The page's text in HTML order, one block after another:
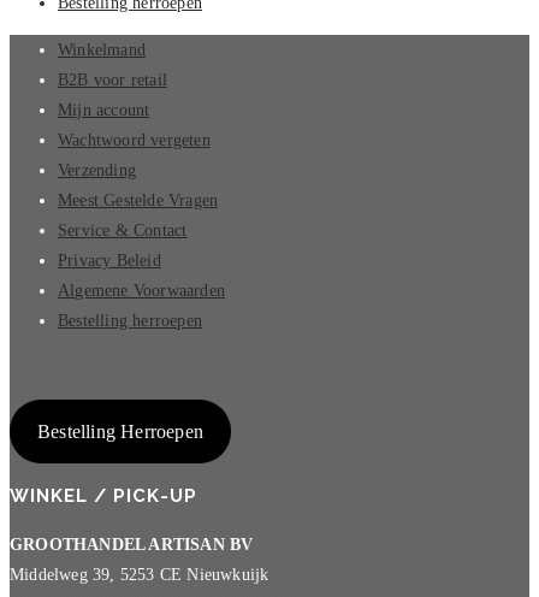
Winkelmand
B2B voor retail
Mijn account
Wachtwoord vergeten
Verzending
Meest Gestelde Vragen
Service & Contact
Privacy Beleid
Algemene Voorwaarden
Bestelling herroepen
Bestelling Herroepen
WINKEL / PICK-UP
GROOTHANDEL ARTISAN BV
Middelweg 39, 5253 CE Nieuwkuijk